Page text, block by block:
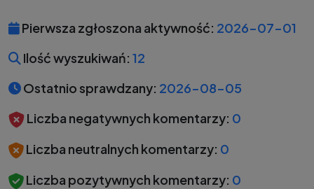
Pierwsza zgłoszona aktywność: 2026-07-01
Ilość wyszukiwań: 12
Ostatnio sprawdzany: 2026-08-05
Liczba negatywnych komentarzy: 0
Liczba neutralnych komentarzy: 0
Liczba pozytywnych komentarzy: 0